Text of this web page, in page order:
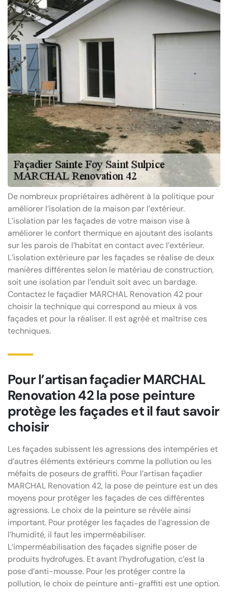
De nombreux propriétaires adhèrent à la politique pour
améliorer l’isolation de la maison par l’extérieur.
L’isolation par les façades de votre maison vise à
améliorer le confort thermique en ajoutant des isolants
sur les parois de l’habitat en contact avec l’extérieur.
L’isolation extérieure par les façades se réalise de deux
manières différentes selon le matériau de construction,
soit une isolation par l’enduit soit avec un bardage.
Contactez le façadier MARCHAL Renovation 42 pour
choisir la technique qui correspond au mieux à vos
façades et pour la réaliser. Il est agréé et maîtrise ces
techniques.
Pour l’artisan façadier MARCHAL
Renovation 42 la pose peinture
protège les façades et il faut savoir
choisir
Les façades subissent les agressions des intempéries et
d’autres éléments extérieurs comme la pollution ou les
méfaits de poseurs de graffiti. Pour l’artisan façadier
MARCHAL Renovation 42, la pose de peinture est un des
moyens pour protéger les façades de ces différentes
agressions. Le choix de la peinture se révèle ainsi
important. Pour protéger les façades de l’agression de
l’humidité, il faut les imperméabiliser.
L’imperméabilisation des façades signifie poser de
produits hydrofuges. Et avant l’hydrofugation, c’est la
pose d’anti-mousse. Pour les protéger contre la
pollution, le choix de peinture anti-graffiti est une option.